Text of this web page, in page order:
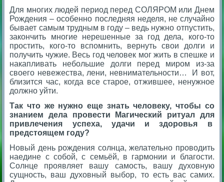
Для многих людей период перед СОЛЯРОМ или Днем
Рождения – особенно последняя неделя, не случайно
бывает самым трудным в году – ведь нужно отпустить,
закончить многие нерешенные за год дела, кого-то
простить, кого-то вспомнить, вернуть свои долги и
получить чужие. Весь год человек мог жить в спешке и
накапливать небольшие долги перед миром из-за
своего невежества, лени, невнимательности… И вот,
близится час, когда все старое, отжившее, ненужное
должно уйти.
Так что же нужно еще знать человеку, чтобы со
знанием дела провести Магический ритуал для
привлечения успеха, удачи и здоровья в
предстоящем году?
Новый день рождения солнца, желательно проводить
наедине с собой, с семьёй, в гармонии и благости.
Солнце проявляет вашу самость, вашу духовную
сущность, ваш духовный выбор, то есть вас самих.